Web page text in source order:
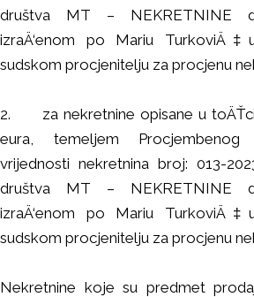
društva MT – NEKRETNINE
izraÄ‘enom po Mariu
sudskom procjenitelju za procjenu
2. za nekretnine opisane u
eura, temeljem Procjembenog
vrijednosti nekretnina broj: 013-
društva MT – NEKRETNINE
izraÄ‘enom po Mariu
sudskom procjenitelju za procjenu
Nekretnine koje su predmet